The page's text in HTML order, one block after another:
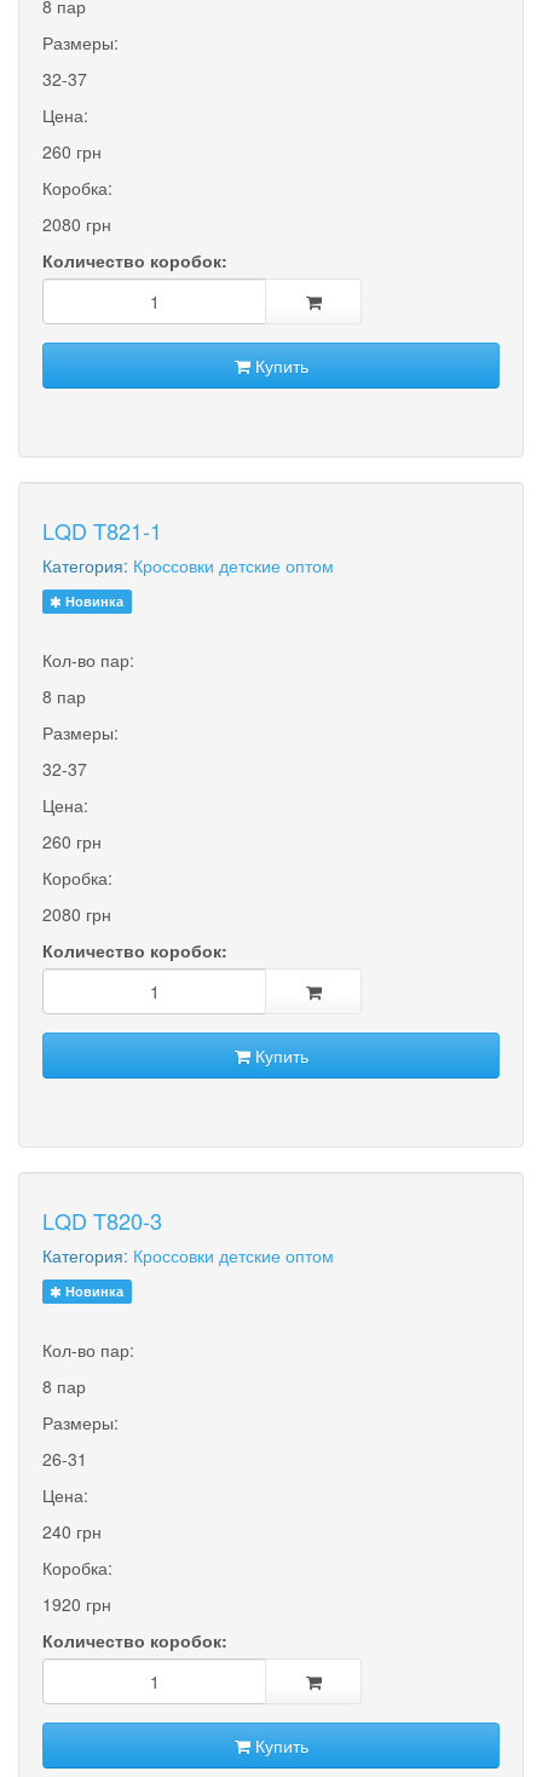
8 пар
Размеры:
32-37
Цена:
260 грн
Коробка:
2080 грн
Количество коробок:
Купить
LQD T821-1
Категория: Кроссовки детские оптом
Новинка
Кол-во пар:
8 пар
Размеры:
32-37
Цена:
260 грн
Коробка:
2080 грн
Количество коробок:
Купить
LQD T820-3
Категория: Кроссовки детские оптом
Новинка
Кол-во пар:
8 пар
Размеры:
26-31
Цена:
240 грн
Коробка:
1920 грн
Количество коробок:
Купить